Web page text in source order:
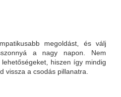
megoldást, és válj
a nagy napon. Nem
hiszen így mindig
vissza a csodás pillanatra.